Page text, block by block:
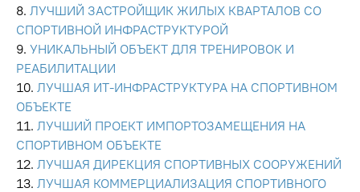
ЛУЧШИЙ ЗАСТРОЙЩИК ЖИЛЫХ КВАРТАЛОВ СО
СПОРТИВНОЙ ИНФРАСТРУКТУРОЙ
УНИКАЛЬНЫЙ ОБЪЕКТ ДЛЯ ТРЕНИРОВОК И
РЕАБИЛИТАЦИИ
ЛУЧШАЯ ИТ-ИНФРАСТРУКТУРА НА СПОРТИВНОМ
ОБЪЕКТЕ
ЛУЧШИЙ ПРОЕКТ ИМПОРТОЗАМЕЩЕНИЯ НА
СПОРТИВНОМ ОБЪЕКТЕ
ЛУЧШАЯ ДИРЕКЦИЯ СПОРТИВНЫХ СООРУЖЕНИЙ
ЛУЧШАЯ КОММЕРЦИАЛИЗАЦИЯ СПОРТИВНОГО